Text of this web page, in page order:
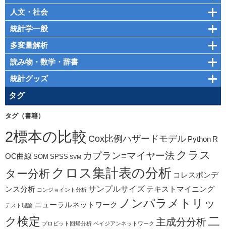
人文・社会
統計学一般
多変量解析
読み物・数学・辞書
統計グッズ
タグ
タグ（書籍）
2標本の比較 Cox比例ハザードモデル Python R
OC曲線 SOM SPSS SVM カプラン=マイヤー法 クラス
ター分析 クロス集計表の分析 コレスポンデ
ンス分析 コンジョイント分析 サンプルサイズ テキストマイニング
テスト理論 ニューラルネットワーク
ノンパラメトリッ
ク検定 プロビット回帰分析 ベイジアンネットワーク 主成分分析二